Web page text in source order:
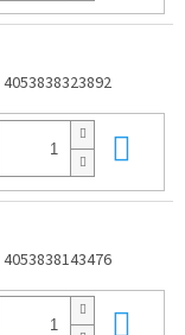
4053838323892
4053838143476